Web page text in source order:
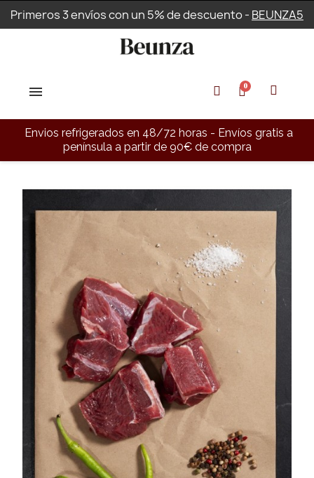
Primeros 3 envíos con un 5% de descuento - BEUNZA5
Envios refrigerados en 48/72 horas - Envíos gratis a
península a partir de 90€ de compra